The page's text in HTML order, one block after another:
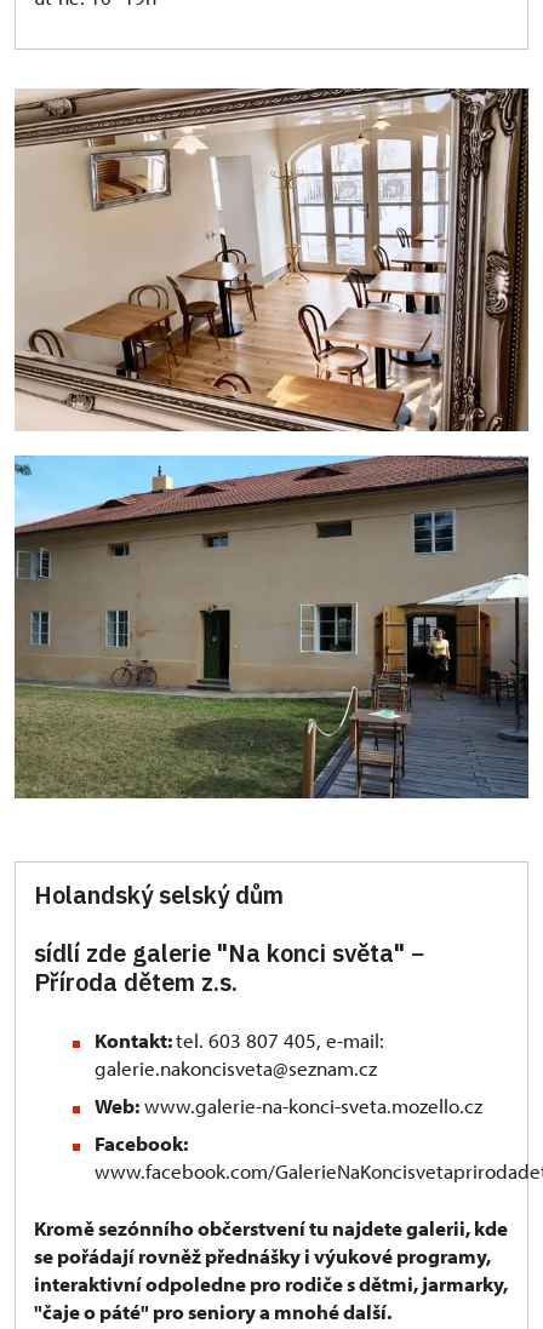
Holandský selský dům
sídlí zde galerie "Na konci světa" −
Příroda dětem z.s.
Kontakt:tel. 603 807 405, e-mail:
galerie.nakoncisveta@seznam.cz
Web:www.galerie-na-konci-sveta.mozello.cz
Facebook:
www.facebook.com/
Kromě sezónního občerstvení tu najdete galerii, kde
se pořádají rovněž přednášky i výukové programy,
interaktivní odpoledne pro rodiče s dětmi, jarmarky,
"čaje o páté" pro seniory a mnohé další.